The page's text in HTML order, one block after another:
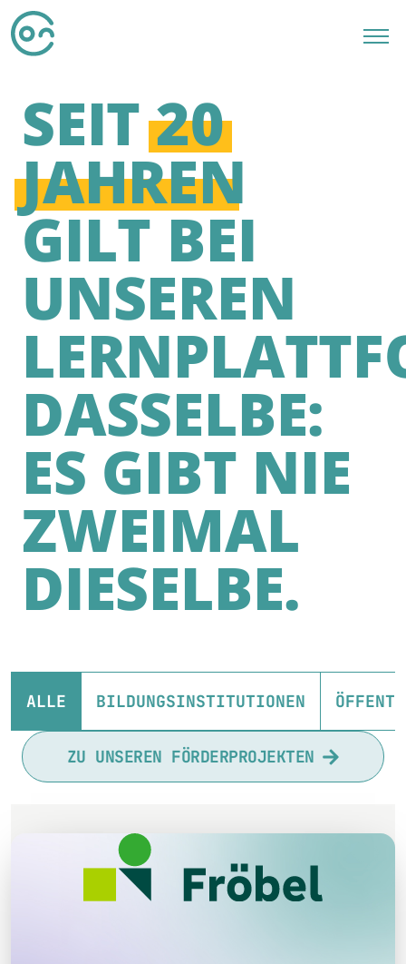
SEIT20
JAHREN
GILT BEI
UNSEREN
DASSELBE:
ES GIBT NIE
ZWEIMAL
DIESELBE.
BILDUNGSINSTITUTIONEN
ALLE
ZU UNSEREN FÖRDERPROJEKTEN